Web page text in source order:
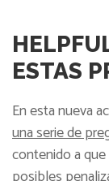
ESTAS
En esta nueva
una serie de
contenido a